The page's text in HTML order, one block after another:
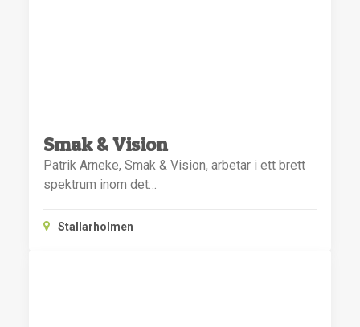
Smak & Vision
Patrik Arneke, Smak & Vision, arbetar i ett brett
spektrum inom det…
Stallarholmen